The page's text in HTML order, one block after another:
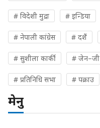
# विदेशी मुद्रा # इन्डिया
# नेपाली कांग्रेस # दशैं
# सुशीला कार्की # जेन–जी
# प्रतिनिधि सभा # पक्राउ
मेनु